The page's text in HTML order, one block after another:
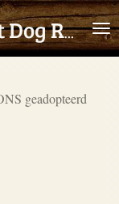
Rudozem Street Dog Rescue
geadopteerd